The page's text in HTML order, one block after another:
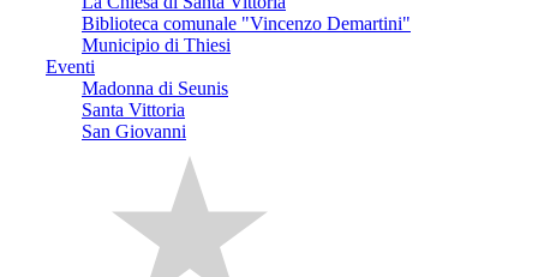
Biblioteca comunale "Vincenzo Demartini"
Municipio di Thiesi
Eventi
Madonna di Seunis
Santa Vittoria
San Giovanni